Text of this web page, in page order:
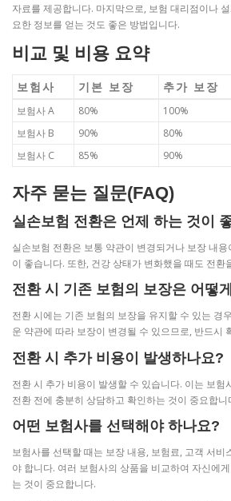
자료를 제공합니다. 마지막으로, 보험 대리점이나
요한 정보를 얻는 것도 좋은 방법입니다.
비교 및 비용 요약
보험사 기본 보장 추가 보장
보험사 A 80% 100%
보험사 B
90% 80%
보험사 C
85% 90%
자주 묻는 질문(FAQ)
실손보험 전환은 언제 하는 것이
실손보험 전환은 보통 약관이 변경되거나 보장 내
이 좋습니다. 또한, 건강 상태가 변화했을 때도 전환
전환 시 기존 보험의 보장은 어떻
전환 시에는 기존 보험의 보장을 유지할 수 있는 경
운 약관에 따라 보장이 변경될 수 있으므로, 반드시
전환 시 추가 비용이 발생하나요?
전환 시 추가 비용이 발생할 수 있습니다. 이는 보험
전환 전에 충분히 상담하고 확인하는 것이 중요합니
어떤 보험사를 선택해야 하나요?
보험사를 선택할 때는 보장 내용, 보험료, 고객 서비
야 합니다. 여러 보험사의 상품을 비교하여 자신에
는 것이 중요합니다.